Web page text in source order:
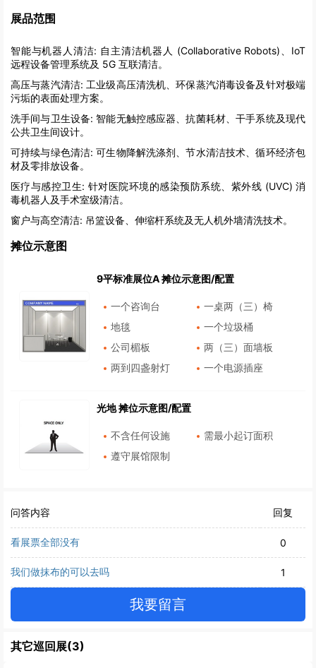
展品范围
智能与机器人清洁: 自主清洁机器人 (Collaborative Robots)、IoT
远程设备管理系统及 5G 互联清洁。
高压与蒸汽清洁: 工业级高压清洗机、环保蒸汽消毒设备及针对极端
污垢的表面处理方案。
洗手间与卫生设备: 智能无触控感应器、抗菌耗材、干手系统及现代
公共卫生间设计。
可持续与绿色清洁: 可生物降解洗涤剂、节水清洁技术、循环经济包
材及零排放设备。
医疗与感控卫生: 针对医院环境的感染预防系统、紫外线 (UVC) 消
毒机器人及手术室级清洁。
窗户与高空清洁: 吊篮设备、伸缩杆系统及无人机外墙清洗技术。
摊位示意图
9平标准展位A 摊位示意图/配置
一个咨询台
一桌两（三）椅
地毯
一个垃圾桶
公司楣板
两（三）面墙板
两到四盏射灯
一个电源插座
光地 摊位示意图/配置
不含任何设施
需最小起订面积
遵守展馆限制
问答内容 回复
看展票全部没有 0
我们做抹布的可以去吗 1
我要留言
其它巡回展(3)